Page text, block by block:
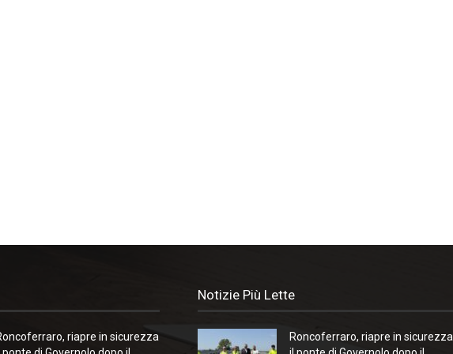
riapre in sicurezza
Notizie Più Lette
Roncoferraro, riapre in sicurezza